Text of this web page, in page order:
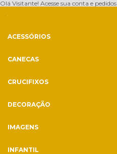
Olá Visitante! Acesse sua conta e pedidos
ACESSÓRIOS
CANECAS
CRUCIFIXOS
DECORAÇÃO
IMAGENS
INFANTIL